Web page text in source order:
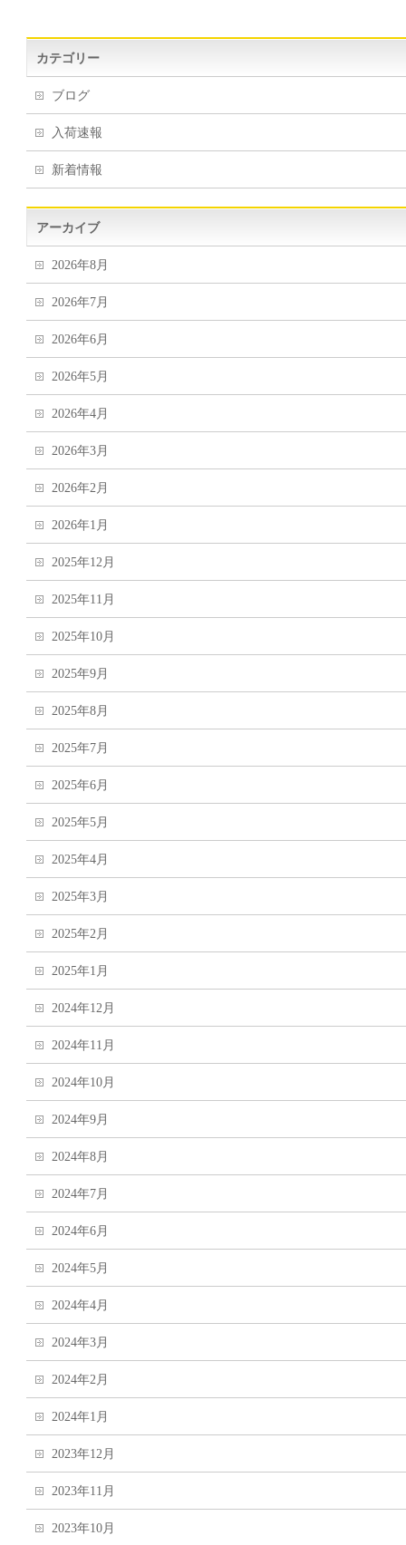
カテゴリー
ブログ
入荷速報
新着情報
アーカイブ
2026年8月
2026年7月
2026年6月
2026年5月
2026年4月
2026年3月
2026年2月
2026年1月
2025年12月
2025年11月
2025年10月
2025年9月
2025年8月
2025年7月
2025年6月
2025年5月
2025年4月
2025年3月
2025年2月
2025年1月
2024年12月
2024年11月
2024年10月
2024年9月
2024年8月
2024年7月
2024年6月
2024年5月
2024年4月
2024年3月
2024年2月
2024年1月
2023年12月
2023年11月
2023年10月